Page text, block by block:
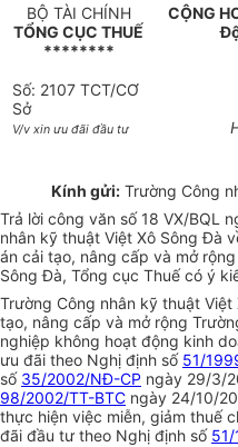
BỘ TÀI CHÍNH
TỔNG CỤC THUẾ
********
CỘNG
Số: 2107 TCT/CƠ
Sở
V/v xin ưu đãi đầu tư
Kính gửi: Trường Công
Trả lời công văn số 18 VX/BQL
nhân kỹ thuật Việt Xô Sông Đà
án cải tạo, nâng cấp và mở
Sông Đà, Tổng cục Thuế có ý
Trường Công nhân kỹ thuật
tạo, nâng cấp và mở rộng
nghiệp không hoạt động kinh
ưu đãi theo Nghị định số 51/
số 35/2002/NĐ-CP ngày 29/3/
98/2002/TT-BTC ngày 24/10/
thực hiện việc miễn, giảm thuế
đãi đầu tư theo Nghị định số